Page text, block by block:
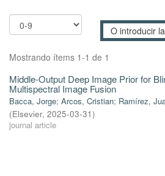
Mostrando ítems 1-1 de 1
Middle-Output Deep Image Prior for
Multispectral Image Fusion
Bacca, Jorge; Arcos, Cristian; Ramírez,
(Elsevier, 2025-03-31)
journal article